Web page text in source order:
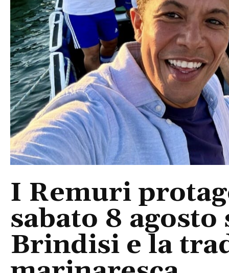
I Remuri
sabato 8
Brindisi e la